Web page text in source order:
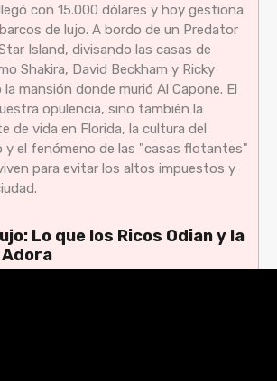
con 15.000 dólares y hoy gestiona
de lujo. A bordo de un Predator
Island, divisando las casas de
Shakira, David Beckham y Ricky
mansión donde murió Al Capone. El
opulencia, sino también la
de vida en Florida, la cultura del
y el fenómeno de las "casas flotantes"
para evitar los altos impuestos y
Lo que los Ricos Odian y la
Adora